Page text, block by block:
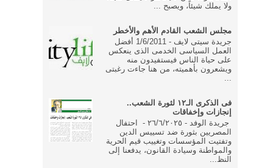
ولا يملك شيئاً، ويصبح ...
مجلس الشعب القادم الأهم والأخطر
جريدة سيتى لايف - 1/6/2011 أفضل
العمل السياسى الخدمى الذى ينعكس
على حياة الناس فيستفيدون منه
ويشعرون بأهميته، من هنا جاءت رغبتى
فى الذكرى الـ١٢ لثورة الشعب..
إنجازات وإخفاقات
جريدة الوفد - ٢٦/٦/٢٠٢٥ - احتفال
المصريين بثورة ضد تسييس الدين
وتفتيت المؤسسات وتغييب قيم الحرية
والمواطنة وسيادة القانون، يدفعنا إلى
النظ...